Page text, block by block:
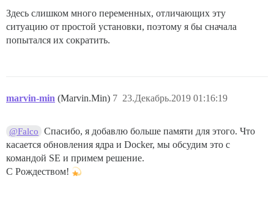
/dev/mapper/vg00-root   19G   15G  3.3G  82% /
/dev/mapper/vg00-root   19G   15G  3.3G  82% /var/
/dev/mapper/vg00-root   19G   15G  3.3G  82% /
Размер сектора (логический/физический): 512 байт /
Размер ввода-вывода (минимальный/оптимальный): 512
Тип метки диска: dos
Идентификатор диска: 0x0005c8ec
Здесь слишком много переменных, отличающих эту
ситуацию от простой установки, поэтому я бы сначала
попытался их сократить.
marvin-min (Marvin.Min) 23.Декабрь.2019 01:16:19
7
@Falco
Спасибо, я добавлю больше памяти для этого. Что
касается обновления ядра и Docker, мы обсудим это с
командой SE и примем решение.
С Рождеством!